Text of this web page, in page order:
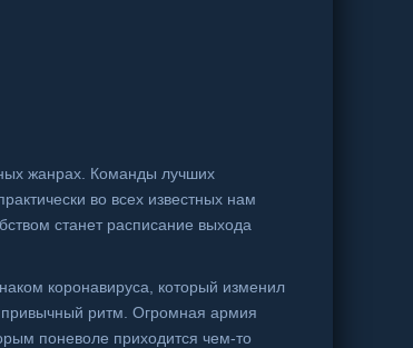
жанрах. Команды лучших
во всех известных нам
станет расписание выхода
коронавируса, который изменил
привычный ритм. Огромная армия
поневоле приходится чем-то